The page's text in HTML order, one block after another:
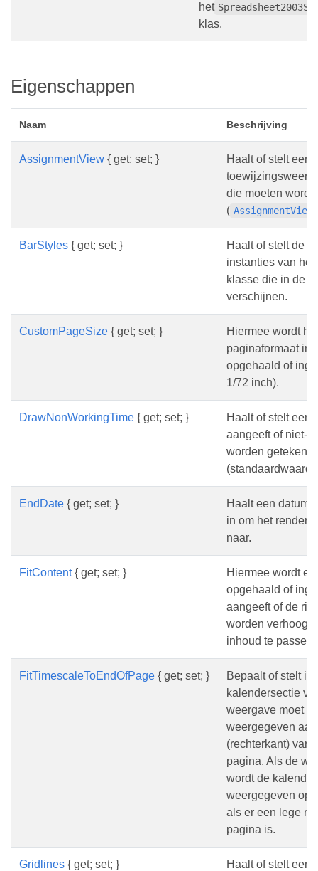
het
klas.
Eigenschappen
Naam Beschrijving
AssignmentView { get; set; }
Haalt of stelt een
die moeten
(
BarStyles { get; set; }
Haalt of stelt de
instanties van het
klasse die in de
verschijnen.
CustomPageSize { get; set; }
Hiermee wordt
paginaformaat in
opgehaald of
1/72 inch).
DrawNonWorkingTime { get; set; }
Haalt of stelt een
aangeeft of niet-
worden getekend
EndDate { get; set; }
Haalt een datum
in om het
naar.
FitContent{ get; set; }
Hiermee wordt
opgehaald of
aangeeft of de
worden verhoogd
inhoud te passen.
FitTimescaleToEndOfPage { get; set; }
Bepaalt of stelt in
kalendersectie
weergave moet
weergegeven
(rechterkant) van
pagina. Als de
wordt de
weergegeven op
als er een lege
pagina is.
Gridlines { get; set; }
Haalt of stelt een